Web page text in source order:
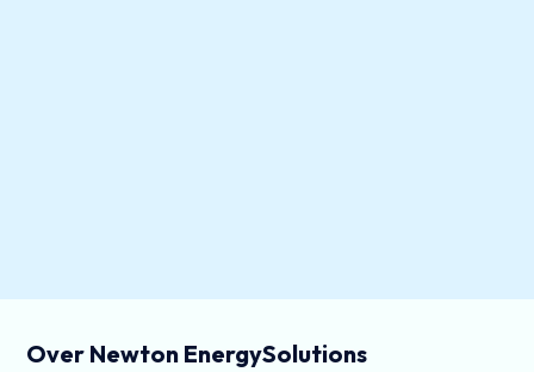
Over Newton EnergySolutions